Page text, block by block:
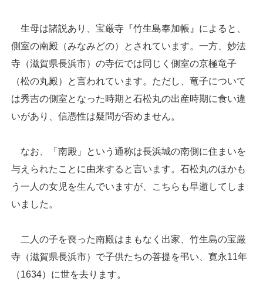
生母は諸説あり、宝厳寺『竹生島奉加帳』によると、
側室の南殿（みなみどの）とされています。一方、妙法
寺（滋賀県長浜市）の寺伝では同じく側室の京極竜子
（松の丸殿）と言われています。ただし、竜子について
は秀吉の側室となった時期と石松丸の出産時期に食い違
いがあり、信憑性は疑問が否めません。
なお、「南殿」という通称は長浜城の南側に住まいを
与えられたことに由来すると言います。石松丸のほかも
う一人の女児を生んでいますが、こちらも早逝してしま
いました。
二人の子を喪った南殿はまもなく出家、竹生島の宝厳
寺（滋賀県長浜市）で子供たちの菩提を弔い、寛永11年
（1634）に世を去ります。